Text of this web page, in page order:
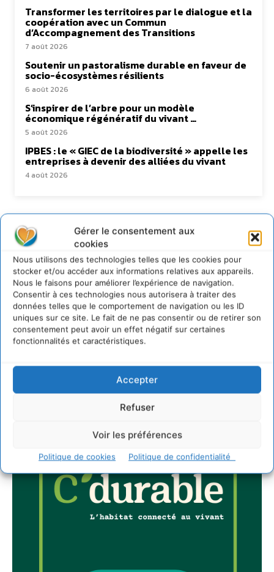
Gérer le consentement aux
cookies
Nous utilisons des technologies telles que les cookies pour
stocker et/ou accéder aux informations relatives aux appareils.
Nous le faisons pour améliorer l’expérience de navigation.
Consentir à ces technologies nous autorisera à traiter des
données telles que le comportement de navigation ou les ID
uniques sur ce site. Le fait de ne pas consentir ou de retirer son
consentement peut avoir un effet négatif sur certaines
fonctionnalités et caractéristiques.
Accepter
Refuser
Voir les préférences
Politique de cookies Politique de confidentialité
Transformer les territoires par le dialogue et la
coopération avec un Commun
d’Accompagnement des Transitions
7 août 2026
Soutenir un pastoralisme durable en faveur de
socio-écosystèmes résilients
6 août 2026
S’inspirer de l’arbre pour un modèle
économique régénératif du vivant …
5 août 2026
IPBES : le « GIEC de la biodiversité » appelle les
entreprises à devenir des alliées du vivant
4 août 2026
Newsletter
JE M'ABONNE